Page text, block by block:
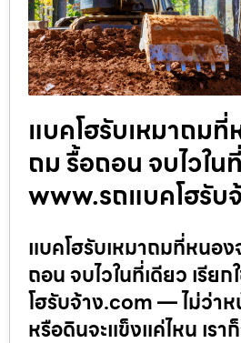
แบคโฮรับเหมาถม
ถม รื้อถอน จบไวใน
www.รถแบคโฮรับ
แบคโฮรับเหมาถมที่หนอ
ถอน จบไวในที่เดียว เรีย
โฮรับจ้าง.com — ไม่ว่า
หรือดินจะแข็งแค่ไหน เร